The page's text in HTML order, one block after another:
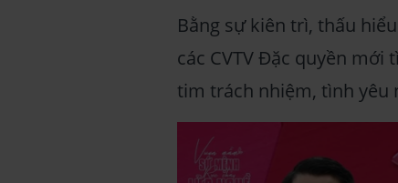
Bằng sự kiên trì, thấu
các CVTV Đặc quyền
tim trách nhiệm, tình yêu